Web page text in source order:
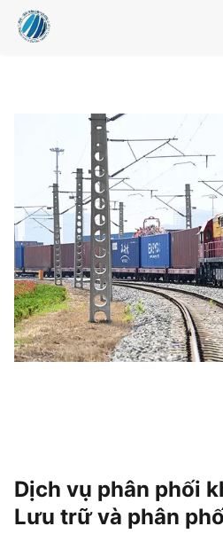
Dịch vụ phân phối
Lưu trữ và phân